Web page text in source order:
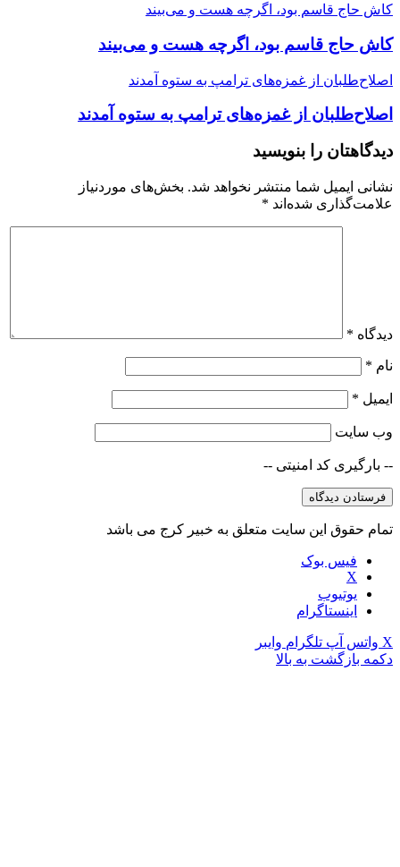
کاش حاج قاسم بود، اگرچه هست و می‌بیند
کاش حاج قاسم بود، اگرچه هست و می‌بیند
اصلاح‌طلبان از غمزه‌های ترامپ به ستوه آمدند
اصلاح‌طلبان از غمزه‌های ترامپ به ستوه آمدند
دیدگاهتان را بنویسید
نشانی ایمیل شما منتشر نخواهد شد. بخش‌های موردنیاز
علامت‌گذاری شده‌اند *
دیدگاه *
نام *
ایمیل *
وب‌ سایت
-- بارگیری کد امنیتی --
تمام حقوق این سایت متعلق به خبیر کرج می باشد
فیس بوک
X
یوتیوب
اینستاگرام
X واتس آپ تلگرام وایبر
دکمه بازگشت به بالا